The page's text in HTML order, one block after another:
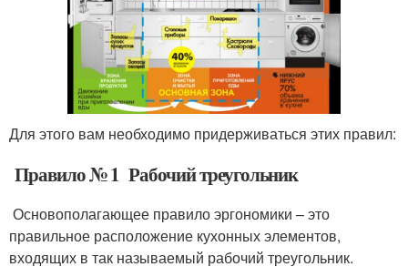
Для этого вам необходимо придерживаться этих правил:
Правило № 1 Рабочий треугольник
Основополагающее правило эргономики – это
правильное расположение кухонных элементов,
входящих в так называемый рабочий треугольник.